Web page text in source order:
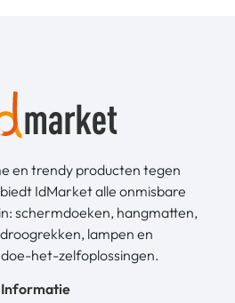
en trendy producten tegen
IdMarket alle onmisbare
schermdoeken, hangmatten,
lampen en
het-zelfoplossingen.
Informatie